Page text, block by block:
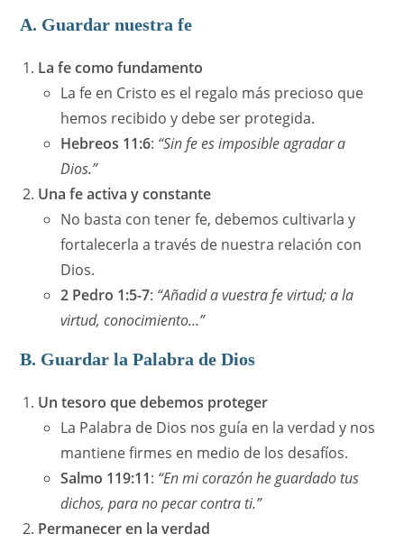
A. Guardar nuestra fe
La fe como fundamento
La fe en Cristo es el regalo más precioso que
hemos recibido y debe ser protegida.
Hebreos 11:6: “Sin fe es imposible agradar a
Dios.”
Una fe activa y constante
No basta con tener fe, debemos cultivarla y
fortalecerla a través de nuestra relación con
Dios.
2 Pedro 1:5-7: “Añadid a vuestra fe virtud; a la
virtud, conocimiento…”
B. Guardar la Palabra de Dios
Un tesoro que debemos proteger
La Palabra de Dios nos guía en la verdad y nos
mantiene firmes en medio de los desafíos.
Salmo 119:11: “En mi corazón he guardado tus
dichos, para no pecar contra ti.”
Permanecer en la verdad